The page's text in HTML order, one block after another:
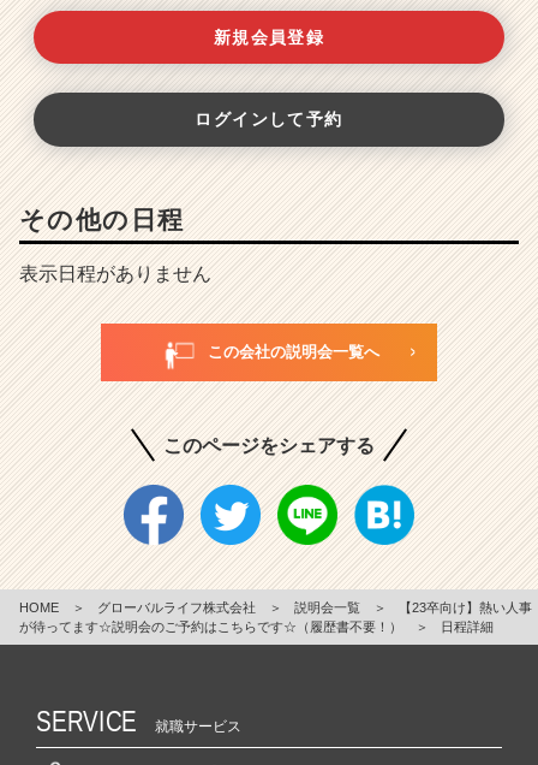
新規会員登録
ログインして予約
その他の日程
表示日程がありません
この会社の説明会一覧へ
このページをシェアする
HOME ＞ グローバルライフ株式会社 ＞ 説明会一覧 ＞
【23卒向け】熱い人事
が待ってます☆説明会のご予約はこちらです☆（履歴書不要！）
＞ 日程詳細
SERVICE 就職サービス